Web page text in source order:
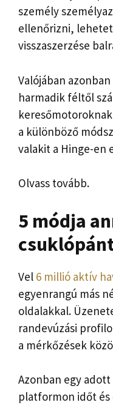
személy
ellenőrizni,
visszaszerzése
Valójában
harmadik féltől
a különböző
valakit a Hinge-en
Olvass tovább.
5 módja
Vel 6 millió aktív
egyenrangú más
oldalakkal.
randevúzási
a mérkőzések
Azonban egy
platformon időt és